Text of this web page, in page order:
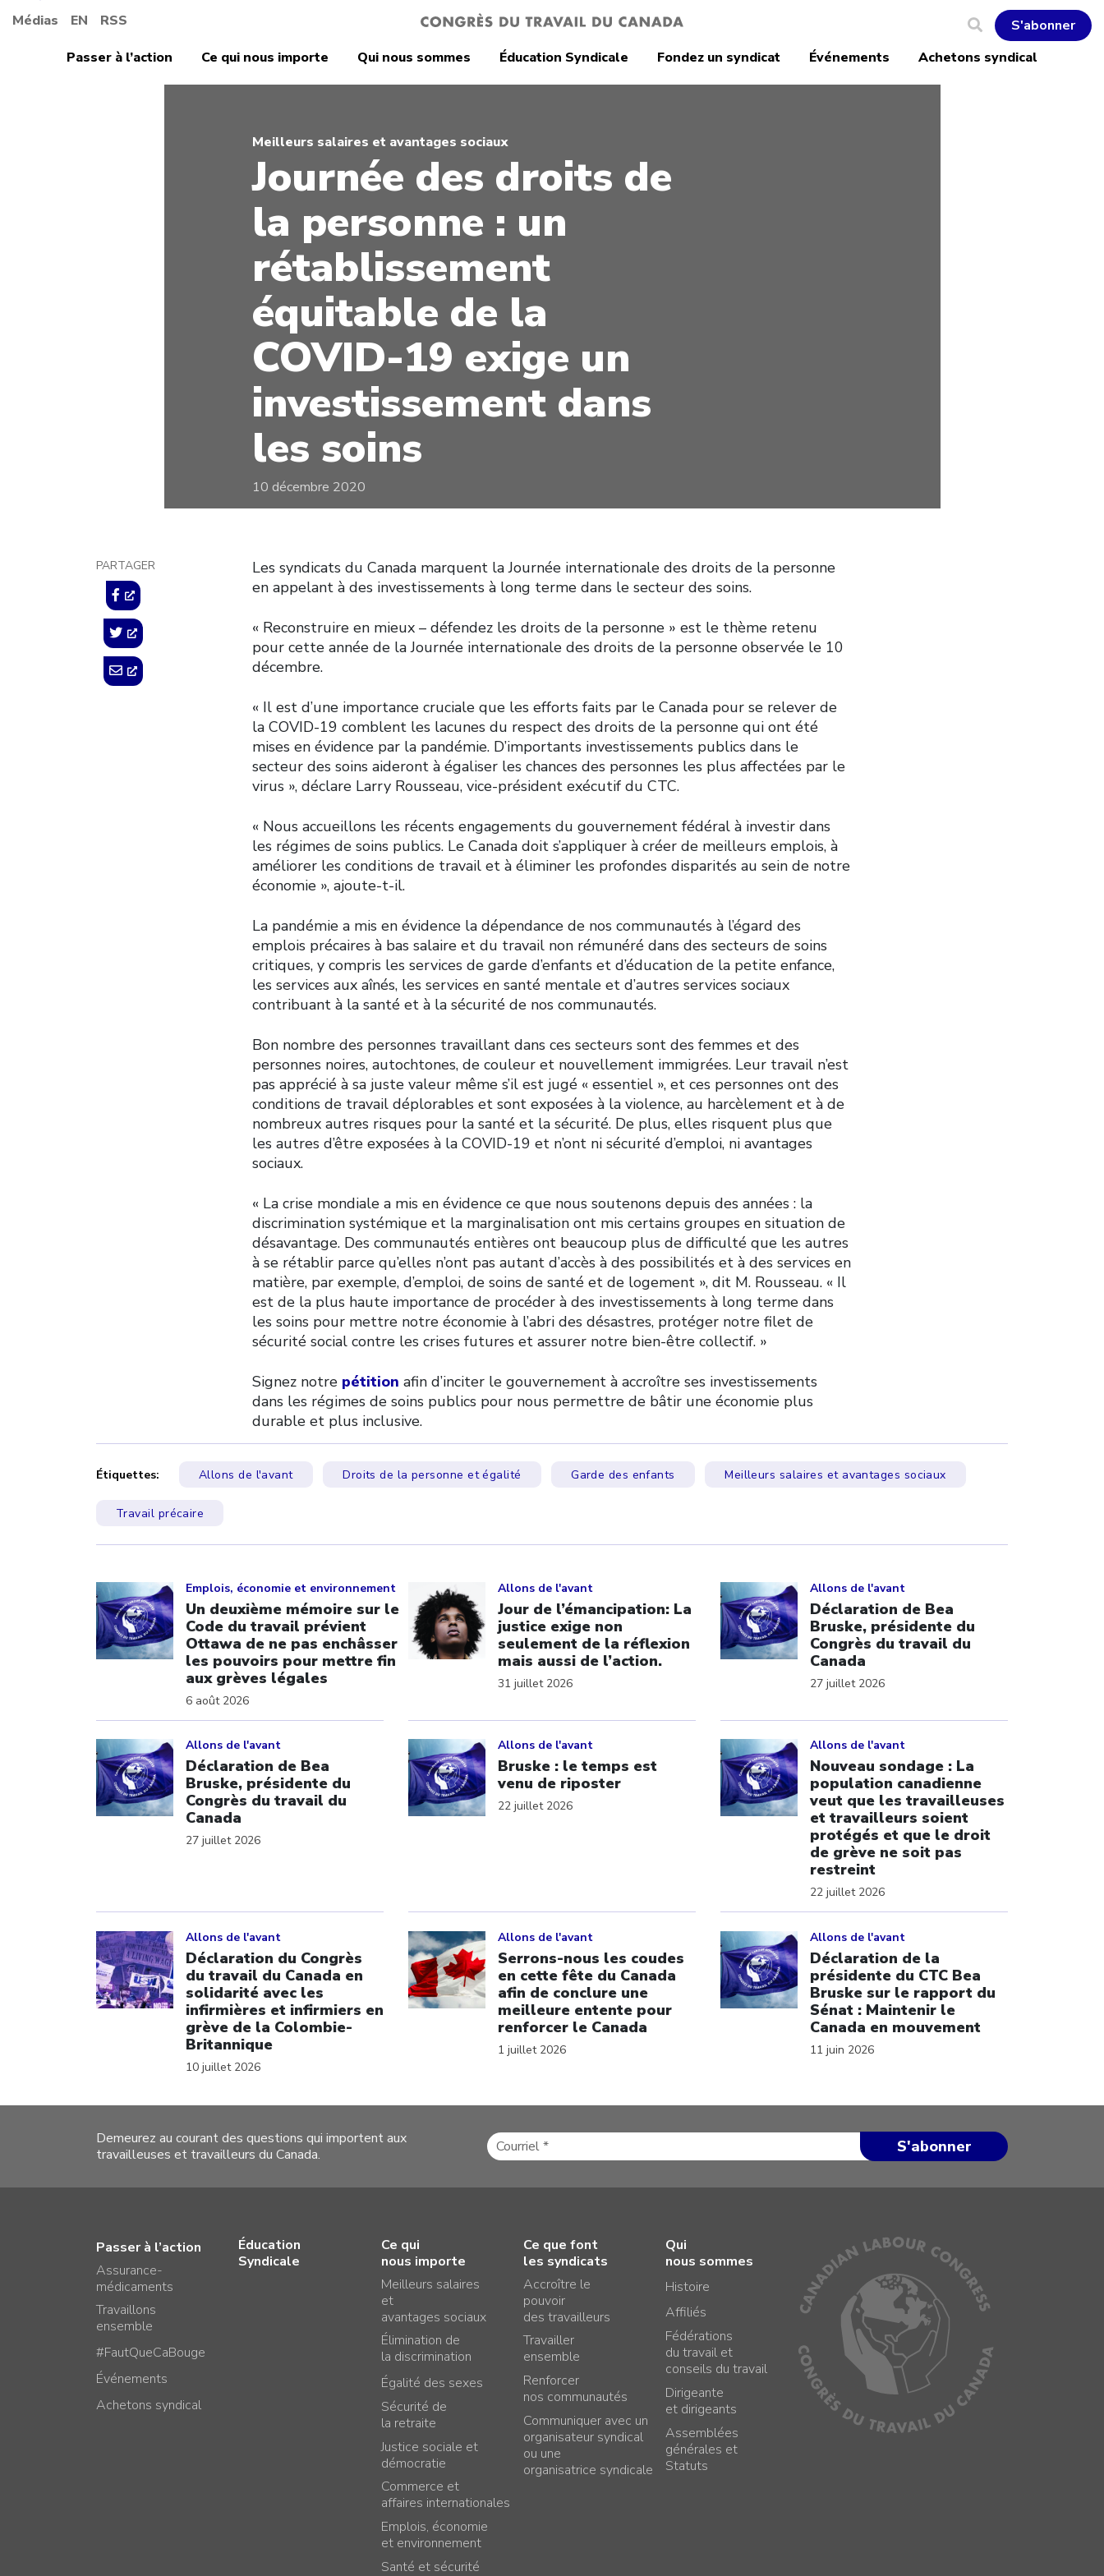
Médias EN RSS
S'abonner
Passer à l’action
Ce qui nous importe Qui nous sommes Éducation Syndicale Fondez un syndicat Événements Achetons syndical
Meilleurs salaires et avantages sociaux
Journée des droits de
la personne : un
rétablissement
équitable de la
COVID-19 exige un
investissement dans
les soins
10 décembre 2020
PARTAGER
Les syndicats du Canada marquent la Journée internationale des droits de la personne
en appelant à des investissements à long terme dans le secteur des soins.
« Reconstruire en mieux – défendez les droits de la personne » est le thème retenu
pour cette année de la Journée internationale des droits de la personne observée le 10
décembre.
« Il est d’une importance cruciale que les efforts faits par le Canada pour se relever de
la COVID-19 comblent les lacunes du respect des droits de la personne qui ont été
mises en évidence par la pandémie. D’importants investissements publics dans le
secteur des soins aideront à égaliser les chances des personnes les plus affectées par le
virus », déclare Larry Rousseau, vice-président exécutif du CTC.
« Nous accueillons les récents engagements du gouvernement fédéral à investir dans
les régimes de soins publics. Le Canada doit s’appliquer à créer de meilleurs emplois, à
améliorer les conditions de travail et à éliminer les profondes disparités au sein de notre
économie », ajoute-t-il.
La pandémie a mis en évidence la dépendance de nos communautés à l’égard des
emplois précaires à bas salaire et du travail non rémunéré dans des secteurs de soins
critiques, y compris les services de garde d’enfants et d’éducation de la petite enfance,
les services aux aînés, les services en santé mentale et d’autres services sociaux
contribuant à la santé et à la sécurité de nos communautés.
Bon nombre des personnes travaillant dans ces secteurs sont des femmes et des
personnes noires, autochtones, de couleur et nouvellement immigrées. Leur travail n’est
pas apprécié à sa juste valeur même s’il est jugé « essentiel », et ces personnes ont des
conditions de travail déplorables et sont exposées à la violence, au harcèlement et à de
nombreux autres risques pour la santé et la sécurité. De plus, elles risquent plus que
les autres d’être exposées à la COVID-19 et n’ont ni sécurité d’emploi, ni avantages
sociaux.
« La crise mondiale a mis en évidence ce que nous soutenons depuis des années : la
discrimination systémique et la marginalisation ont mis certains groupes en situation de
désavantage. Des communautés entières ont beaucoup plus de difficulté que les autres
à se rétablir parce qu’elles n’ont pas autant d’accès à des possibilités et à des services en
matière, par exemple, d’emploi, de soins de santé et de logement », dit M. Rousseau. « Il
est de la plus haute importance de procéder à des investissements à long terme dans
les soins pour mettre notre économie à l’abri des désastres, protéger notre filet de
sécurité social contre les crises futures et assurer notre bien-être collectif. »
Signez notre pétition afin d’inciter le gouvernement à accroître ses investissements
dans les régimes de soins publics pour nous permettre de bâtir une économie plus
durable et plus inclusive.
Étiquettes: Allons de l'avant Droits de la personne et égalité Garde des enfants Meilleurs salaires et avantages sociaux
Travail précaire
Emplois, économie et environnement
Un deuxième mémoire sur le
Code du travail prévient
Ottawa de ne pas enchâsser
les pouvoirs pour mettre fin
aux grèves légales
6 août 2026
Allons de l'avant
Jour de l’émancipation: La
justice exige non
seulement de la réflexion
mais aussi de l’action.
31 juillet 2026
Allons de l'avant
Déclaration de Bea
Bruske, présidente du
Congrès du travail du
Canada
27 juillet 2026
Allons de l'avant
Déclaration de Bea
Bruske, présidente du
Congrès du travail du
Canada
27 juillet 2026
Allons de l'avant
Bruske : le temps est
venu de riposter
22 juillet 2026
Allons de l'avant
Nouveau sondage : La
population canadienne
veut que les travailleuses
et travailleurs soient
protégés et que le droit
de grève ne soit pas
restreint
22 juillet 2026
Allons de l'avant
Déclaration du Congrès
du travail du Canada en
solidarité avec les
infirmières et infirmiers en
grève de la Colombie-
Britannique
10 juillet 2026
Allons de l'avant
Serrons-nous les coudes
en cette fête du Canada
afin de conclure une
meilleure entente pour
renforcer le Canada
1 juillet 2026
Allons de l'avant
Déclaration de la
présidente du CTC Bea
Bruske sur le rapport du
Sénat : Maintenir le
Canada en mouvement
11 juin 2026
Demeurez au courant des questions qui importent aux
travailleuses et travailleurs du Canada.
Passer à l’action
Assurance-
médicaments
Travaillons
ensemble
#FautQueCaBouge
Événements
Achetons syndical
Éducation
Syndicale
Ce qui
nous importe
Meilleurs salaires
et
avantages sociaux
Élimination de
la discrimination
Égalité des sexes
Sécurité de
la retraite
Justice sociale et
démocratie
Commerce et
affaires internationales
Emplois, économie
et environnement
Santé et sécurité
Ce que font
les syndicats
Accroître le
pouvoir
des travailleurs
Travailler
ensemble
Renforcer
nos communautés
Communiquer avec un
organisateur syndical
ou une
organisatrice syndicale
Qui
nous sommes
Histoire
Affiliés
Fédérations
du travail et
conseils du travail
Dirigeante
et dirigeants
Assemblées
générales et
Statuts